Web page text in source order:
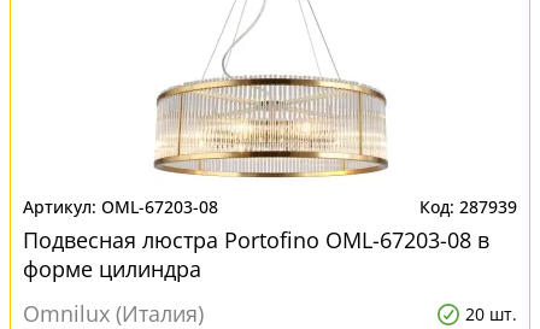
OML-67203-08 287939
Подвесная люстра Portofino OML-67203-08 в
форме цилиндра
Omnilux (Италия)
20 шт.